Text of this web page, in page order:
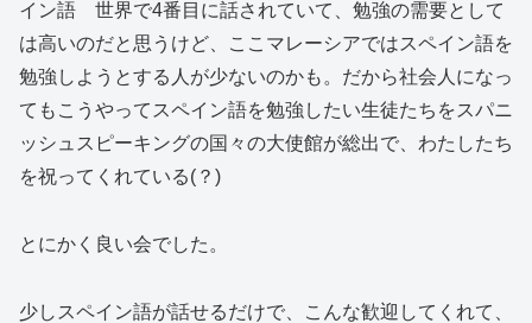
イン語 世界で4番目に話されていて、勉強の需要として
は高いのだと思うけど、ここマレーシアではスペイン語を
勉強しようとする人が少ないのかも。だから社会人になっ
てもこうやってスペイン語を勉強したい生徒たちをスパニ
ッシュスピーキングの国々の大使館が総出で、わたしたち
を祝ってくれている(？)
とにかく良い会でした。
少しスペイン語が話せるだけで、こんな歓迎してくれて、